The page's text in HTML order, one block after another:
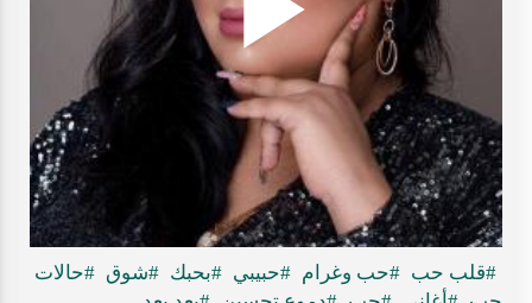
Play
#قلب حب #حب وغرام #حبيبي #بحبك #شوق #حالات